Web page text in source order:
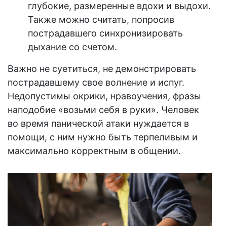
глубокие, размеренные вдохи и выдохи.
Также можно считать, попросив
пострадавшего синхронизировать
дыхание со счетом.
Важно не суетиться, не демонстрировать
пострадавшему свое волнение и испуг.
Недопустимы окрики, нравоучения, фразы
наподобие «возьми себя в руки». Человек
во время панической атаки нуждается в
помощи, с ним нужно быть терпеливым и
максимально корректным в общении.